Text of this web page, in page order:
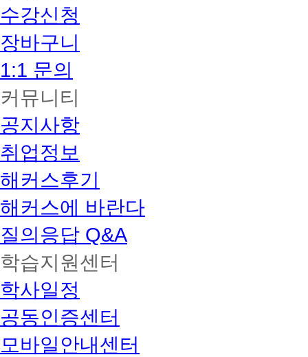
수강신청
장바구니
1:1 문의
커뮤니티
공지사항
취업정보
해커스후기
해커스에 바란다
질의응답 Q&A
학습지원센터
학사일정
공동인증센터
모바일안내센터